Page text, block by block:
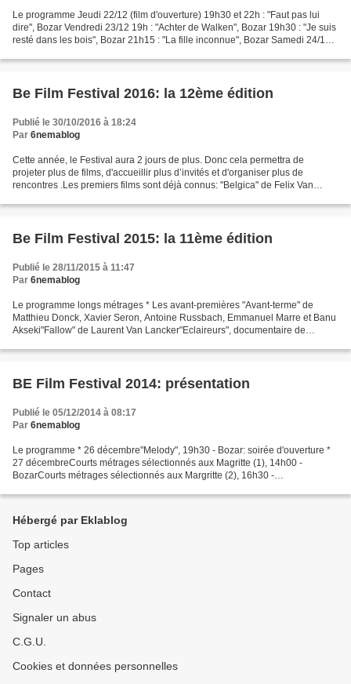
Le programme Jeudi 22/12 (film d'ouverture) 19h30 et 22h : "Faut pas lui
dire", Bozar Vendredi 23/12 19h : "Achter de Walken", Bozar 19h30 : "Je suis
resté dans les bois", Bozar 21h15 : "La fille inconnue", Bozar Samedi 24/12
Be Film Festival 2016: la 12ème édition
Publié le 30/10/2016 à 18:24
Par 6nemablog
Cette année, le Festival aura 2 jours de plus. Donc cela permettra de
projeter plus de films, d'accueillir plus d’invités et d'organiser plus de
rencontres .Les premiers films sont déjà connus: "Belgica" de Felix Van
Be Film Festival 2015: la 11ème édition
Publié le 28/11/2015 à 11:47
Par 6nemablog
Le programme longs métrages * Les avant-premières "Avant-terme" de
Matthieu Donck, Xavier Seron, Antoine Russbach, Emmanuel Marre et Banu
Akseki"Fallow" de Laurent Van Lancker"Eclaireurs", documentaire de
BE Film Festival 2014: présentation
Publié le 05/12/2014 à 08:17
Par 6nemablog
Le programme * 26 décembre"Melody", 19h30 - Bozar: soirée d'ouverture *
27 décembreCourts métrages sélectionnés aux Magritte (1), 14h00 -
BozarCourts métrages sélectionnés aux Margritte (2), 16h30 -
Hébergé par Eklablog
Top articles
Pages
Contact
Signaler un abus
C.G.U.
Cookies et données personnelles